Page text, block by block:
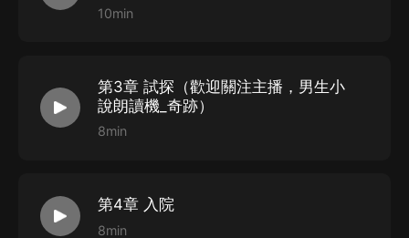
10min
第3章 試探（歡迎關注主播，男生小
說朗讀機_奇跡）
8min
第4章 入院
8min